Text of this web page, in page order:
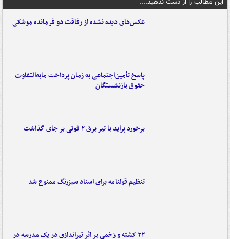
عکس‌های دیده نشده از رفاقت دو فرمانده‌ موشکی
پاسخ تأمین‌اجتماعی به زمان پرداخت مابه‌التفاوت
حقوق بازنشستگان
برخورد پراید با تیر برق ۲ فوتی بر جای گذاشت
تنظیم قولنامه برای اسناد سبزرنگ ممنوع شد
۲۲ کشته و زخمی بر اثر تیراندازی در یک مدرسه در